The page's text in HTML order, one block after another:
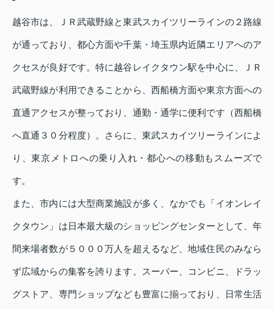
越谷市は、ＪＲ武蔵野線と東武スカイツリーラインの２路線
が通っており、都心方面や千葉・埼玉県内近隣エリアへのア
クセスが良好です。特に越谷レイクタウン駅を中心に、ＪＲ
武蔵野線が利用できることから、西船橋方面や東京方面への
直通アクセスが整っており、通勤・通学に便利です（西船橋
へ直通３０分程度）。さらに、東武スカイツリーラインによ
り、東京メトロへの乗り入れ・都心への移動もスムーズで
す。
また、市内には大型商業施設が多く、なかでも「イオンレイ
クタウン」は日本最大級のショッピングセンターとして、年
間来場者数が５０００万人を超えるなど、地域住民のみなら
ず広域からの集客を誇ります。スーパー、コンビニ、ドラッ
グストア、専門ショップなども豊富に揃っており、日常生活